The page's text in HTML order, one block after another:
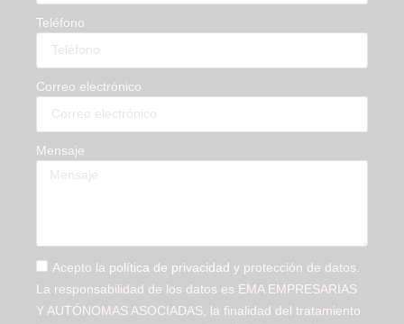
Teléfono
Correo electrónico
Mensaje
Acepto la política de privacidad y protección de datos.
La responsabilidad de los datos es EMA EMPRESARIAS
Y AUTÓNOMAS ASOCIADAS, la finalidad del tratamiento